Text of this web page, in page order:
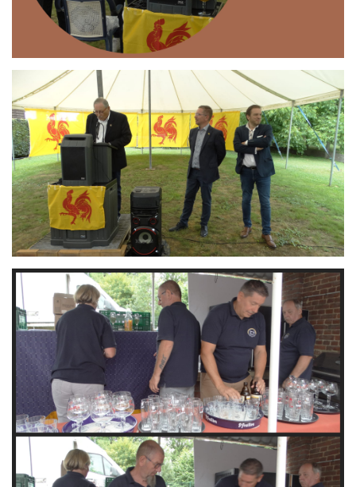
Branding
ARMCHAIR
Branding
ARMCHAIR